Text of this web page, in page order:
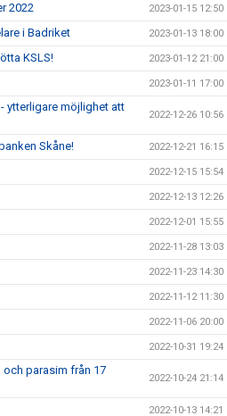
2022 2023-01-15 12:50
i Badriket 2023-01-13 18:00
KSLS! 2023-01-12 21:00
2023-01-11 17:00
ytterligare möjlighet att
2022-12-26 10:56
Skåne! 2022-12-21 16:15
2022-12-15 15:54
2022-12-13 12:26
2022-12-01 15:55
2022-11-28 13:03
2022-11-23 14:30
2022-11-12 11:30
2022-11-06 20:00
2022-10-31 19:24
parasim från 17
2022-10-24 21:14
2022-10-13 14:21